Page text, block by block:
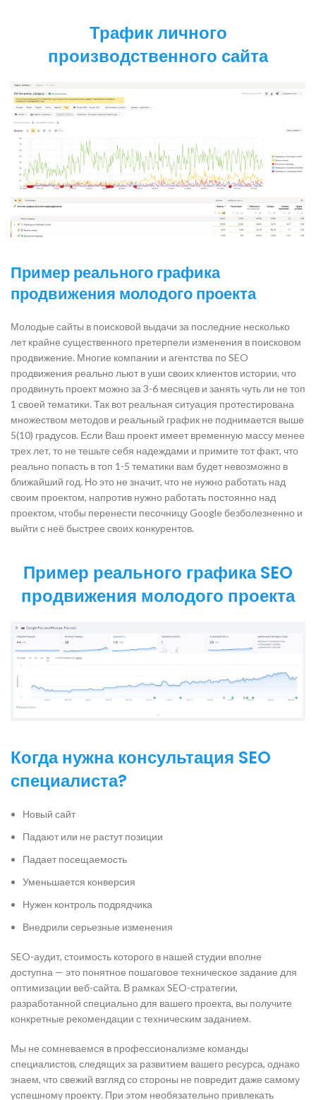
Трафик личного
производственного сайта
Пример реального графика
продвижения молодого проекта
Молодые сайты в поисковой выдачи за последние несколько
лет крайне существенного претерпели изменения в поисковом
продвижение. Многие компании и агентства по SEO
продвижения реально льют в уши своих клиентов истории, что
продвинуть проект можно за 3-6 месяцев и занять чуть ли не топ
1 своей тематики. Так вот реальная ситуация протестирована
множеством методов и реальный график не поднимается выше
5(10) градусов. Если Ваш проект имеет временную массу менее
трех лет, то не тешьте себя надеждами и примите тот факт, что
реально попасть в топ 1-5 тематики вам будет невозможно в
ближайший год. Но это не значит, что не нужно работать над
своим проектом, напротив нужно работать постоянно над
проектом, чтобы перенести песочницу Google безболезненно и
выйти с неё быстрее своих конкурентов.
Пример реального графика SEO
продвижения молодого проекта
Когда нужна консультация SEO
специалиста?
Новый сайт
Падают или не растут позиции
Падает посещаемость
Уменьшается конверсия
Нужен контроль подрядчика
Внедрили серьезные изменения
SEO-аудит, стоимость которого в нашей студии вполне
доступна — это понятное пошаговое техническое задание для
оптимизации веб-сайта. В рамках SEO-стратегии,
разработанной специально для вашего проекта, вы получите
конкретные рекомендации с техническим заданием.
Мы не сомневаемся в профессионализме команды
специалистов, следящих за развитием вашего ресурса, однако
знаем, что свежий взгляд со стороны не повредит даже самому
успешному проекту. При этом необязательно привлекать